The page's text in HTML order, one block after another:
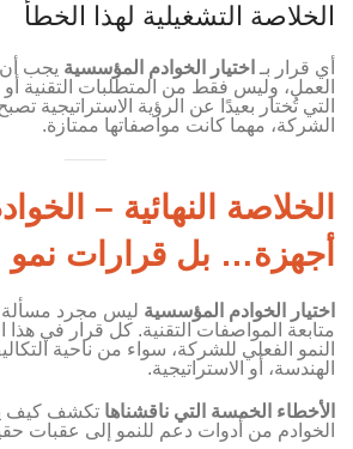
الخلاصة التشغيلية لهذا الخطأ
أي قرار بـ اختيار الخوادم المؤسسية يجب أن
العمل، وليس فقط من المتطلبات التقنية أو
التي تُختار بعيدًا عن الرؤية الاستراتيجية
الشركة، مهما كانت مواصفاتها ممتازة.
الخلاصة النهائية –
أجهزة… بل قرارات نمو
اختيار الخوادم المؤسسية ليس مجرد مسألة
متابعة المواصفات التقنية. كل قرار في هذا
النمو الفعلي للشركة، سواء من ناحية
الهندسة، أو الاستراتيجية.
الأخطاء الخمسة التي ناقشناها تكشف كيف
الخوادم من أدوات دعم للنمو إلى عقبات